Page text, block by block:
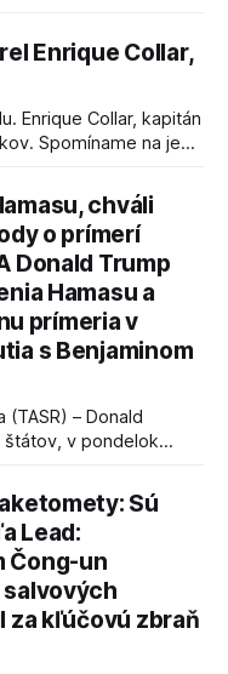
Enrique Collar,
Enrique Collar, kapitán
Spomíname na jeho
chváli
o prímerí
Donald Trump
Hamasu a
prímeria v
s Benjaminom
– Donald
štátov, v pondelok
v Gaze. Agentúra
že Izrael plní
Sú
Lead:
Čong-un
za kľúčovú zbraň